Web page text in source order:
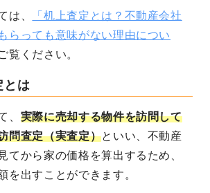
は、
「机上査定とは？不動産会社
らっても意味がない理由につい
覧ください。
とは
、 実際に売却する物件を訪問して
問査定（実査定）といい、不動産
てから家の価格を算出するため、
を出すことができます。